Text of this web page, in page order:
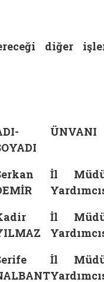
diğer
ÜNVANI
İl
İl
İl